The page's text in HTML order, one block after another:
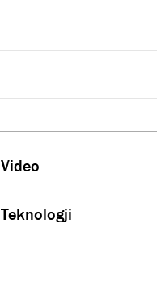
Video
Teknologji